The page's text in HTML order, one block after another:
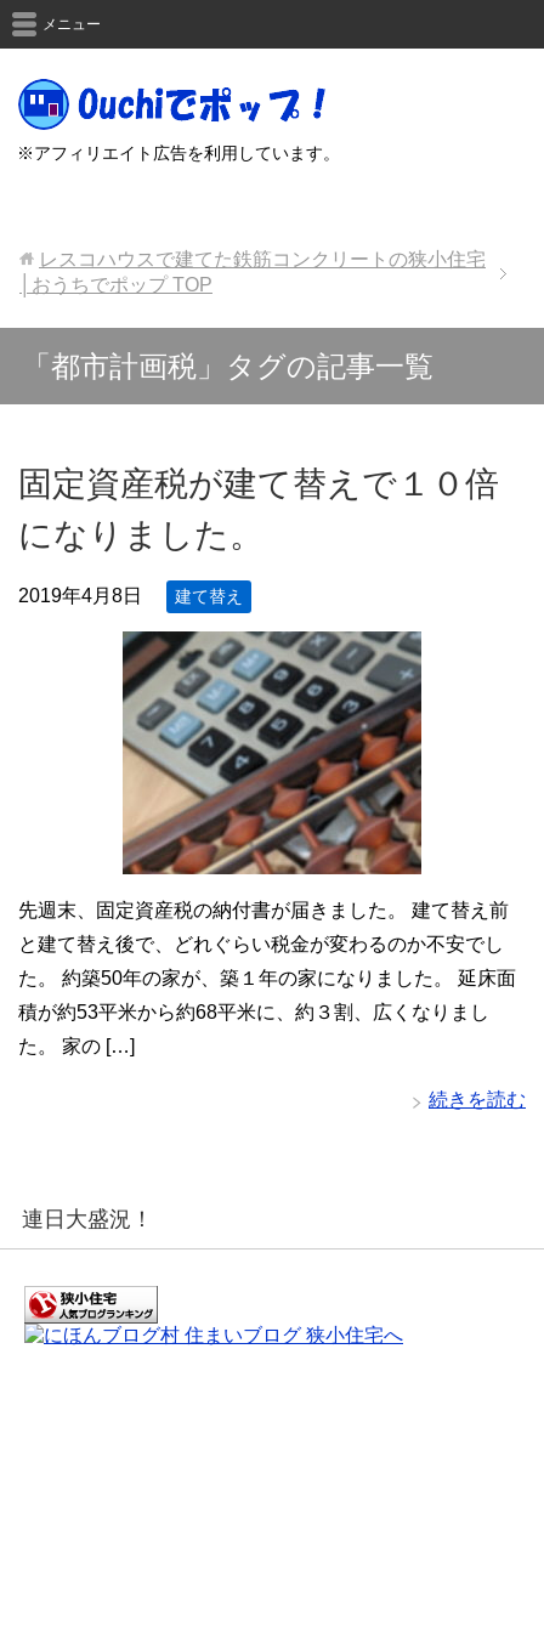
※アフィリエイト広告を利用しています。
メニュー
レスコハウスで建てた鉄筋コンクリートの狭小住宅
│おうちでポップTOP
「都市計画税」タグの記事一覧
固定資産税が建て替えで１０倍
になりました。
2019年4月8日 建て替え
先週末、固定資産税の納付書が届きました。 建て替え前
と建て替え後で、どれぐらい税金が変わるのか不安でし
た。 約築50年の家が、築１年の家になりました。 延床面
積が約53平米から約68平米に、約３割、広くなりまし
た。 家の […]
続きを読む
連日大盛況！